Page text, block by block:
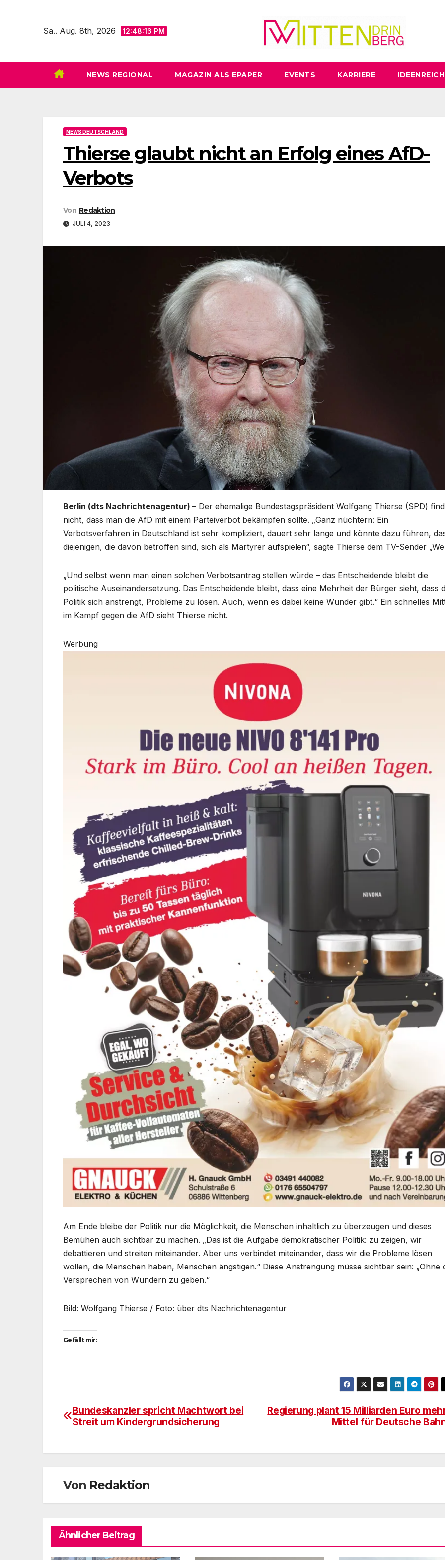
Sa.. Aug. 8th, 2026 12:48:17 PM
NEWS REGIONAL MAGAZIN ALS EPAPER EVENTS KARRIERE IDEENREICH
NEWS DEUTSCHLAND
Thierse glaubt nicht an Erfolg eines AfD-
Verbots
Von Redaktion
JULI 4, 2023
Berlin (dts Nachrichtenagentur) – Der ehemalige Bundestagspräsident Wolfgang Thierse (SPD)
nicht, dass man die AfD mit einem Parteiverbot bekämpfen sollte. „Ganz nüchtern: Ein
Verbotsverfahren in Deutschland ist sehr kompliziert, dauert sehr lange und könnte dazu führen,
diejenigen, die davon betroffen sind, sich als Märtyrer aufspielen“, sagte Thierse dem TV-Sender
„Und selbst wenn man einen solchen Verbotsantrag stellen würde – das Entscheidende bleibt die
politische Auseinandersetzung. Das Entscheidende bleibt, dass eine Mehrheit der Bürger sieht, dass
Politik sich anstrengt, Probleme zu lösen. Auch, wenn es dabei keine Wunder gibt.“ Ein schnelles
im Kampf gegen die AfD sieht Thierse nicht.
Werbung
Am Ende bleibe der Politik nur die Möglichkeit, die Menschen inhaltlich zu überzeugen und dieses
Bemühen auch sichtbar zu machen. „Das ist die Aufgabe demokratischer Politik: zu zeigen, wir
debattieren und streiten miteinander. Aber uns verbindet miteinander, dass wir die Probleme lösen
wollen, die Menschen haben, Menschen ängstigen.“ Diese Anstrengung müsse sichtbar sein: „Ohne
Versprechen von Wundern zu geben.“
Bild: Wolfgang Thierse / Foto: über dts Nachrichtenagentur
Gefällt mir:
Beitragsnavigation
Regierung plant 15 Milliarden Euro
Mittel für Deutsche
Bundeskanzler spricht Machtwort bei
Streit um Kindergrundsicherung
Von Redaktion
Ähnlicher Beitrag